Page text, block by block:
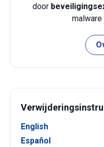
door
English
Español